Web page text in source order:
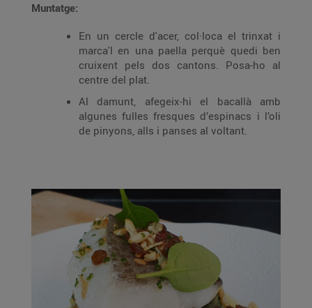
Muntatge:
En un cercle d'acer, col·loca el trinxat i
marca'l en una paella perquè quedi ben
cruixent pels dos cantons. Posa-ho al
centre del plat.
Al damunt, afegeix-hi el bacallà amb
algunes fulles fresques d’espinacs i l’oli
de pinyons, alls i panses al voltant.